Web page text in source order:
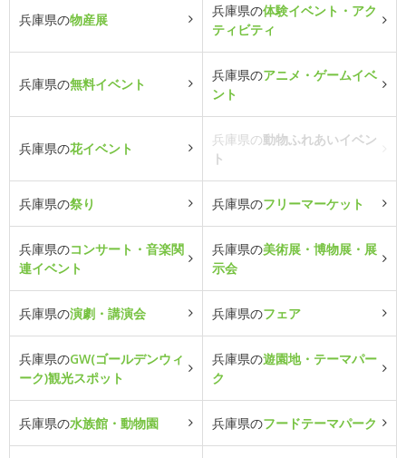
兵庫県の物産展
兵庫県の体験イベント・アク
ティビティ
兵庫県の無料イベント
兵庫県のアニメ・ゲームイベ
ント
兵庫県の花イベント
兵庫県の動物ふれあいイベン
ト
兵庫県の祭り 兵庫県のフリーマーケット
兵庫県のコンサート・音楽関
連イベント
兵庫県の美術展・博物展・展
示会
兵庫県の演劇・講演会 兵庫県のフェア
兵庫県のGW(ゴールデンウィ
ーク)観光スポット
兵庫県の遊園地・テーマパー
ク
兵庫県の水族館・動物園 兵庫県のフードテーマパーク